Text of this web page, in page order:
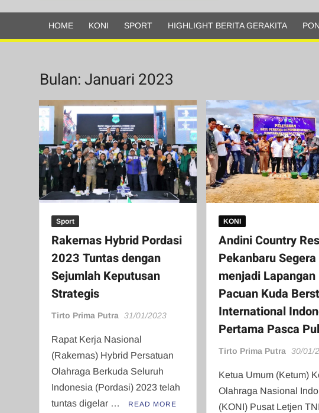
Olahraga
HOME KONI SPORT HIGHLIGHT BERITA GERAKITA
Bulan:Januari 2023
Sport
Rakernas Hybrid Pordasi
2023 Tuntas dengan
Sejumlah Keputusan
Strategis
Tirto Prima Putra 31/01/2023
Rapat Kerja Nasional
(Rakernas) Hybrid Persatuan
Olahraga Berkuda Seluruh
Indonesia (Pordasi) 2023 telah
tuntas digelar …
READ MORE
KONI
Andini Country
Pekanbaru Segera
menjadi Lapangan
Pacuan Kuda
International
Pertama Pasca
Tirto Prima Putra 30/01/
Ketua Umum (Ketum)
Olahraga Nasional
(KONI) Pusat Letjen